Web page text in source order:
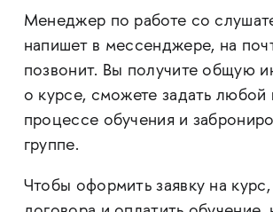
Менеджер по работе со
напишет в мессенджере, на
позвонит. Вы получите общую
о курсе, сможете задать любой
процессе обучения и
группе.
Чтобы оформить заявку на